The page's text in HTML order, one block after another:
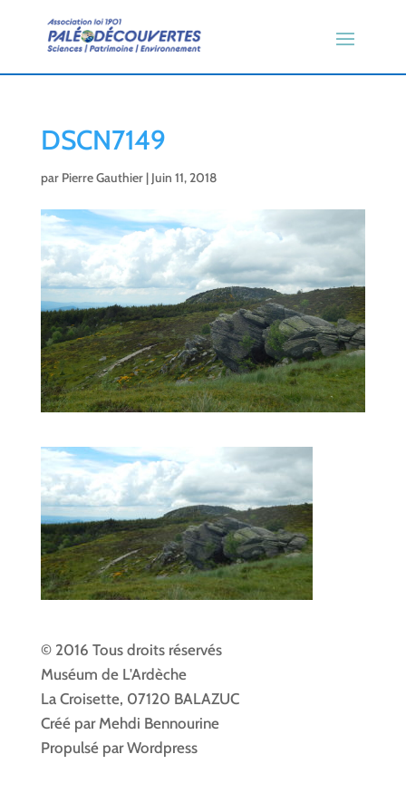
DSCN7149
par Pierre Gauthier| Juin 11, 2018
© 2016 Tous droits réservés
Muséum de L'Ardèche
La Croisette, 07120 BALAZUC
Créé par Mehdi Bennourine
Propulsé par Wordpress